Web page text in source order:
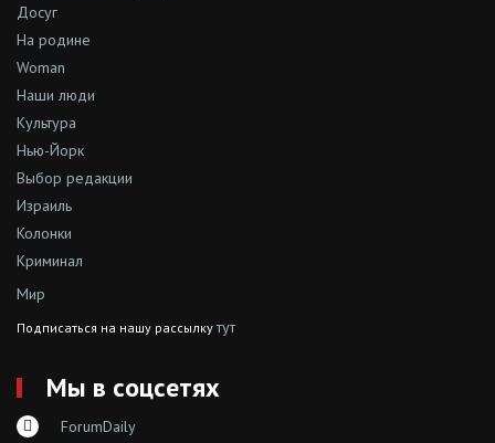
Досуг
На родине
Woman
Наши люди
Культура
Нью-Йорк
Выбор редакции
Израиль
Колонки
Криминал
Мир
Подписаться на нашу рассылкутут
Мы в соцсетях
ForumDaily